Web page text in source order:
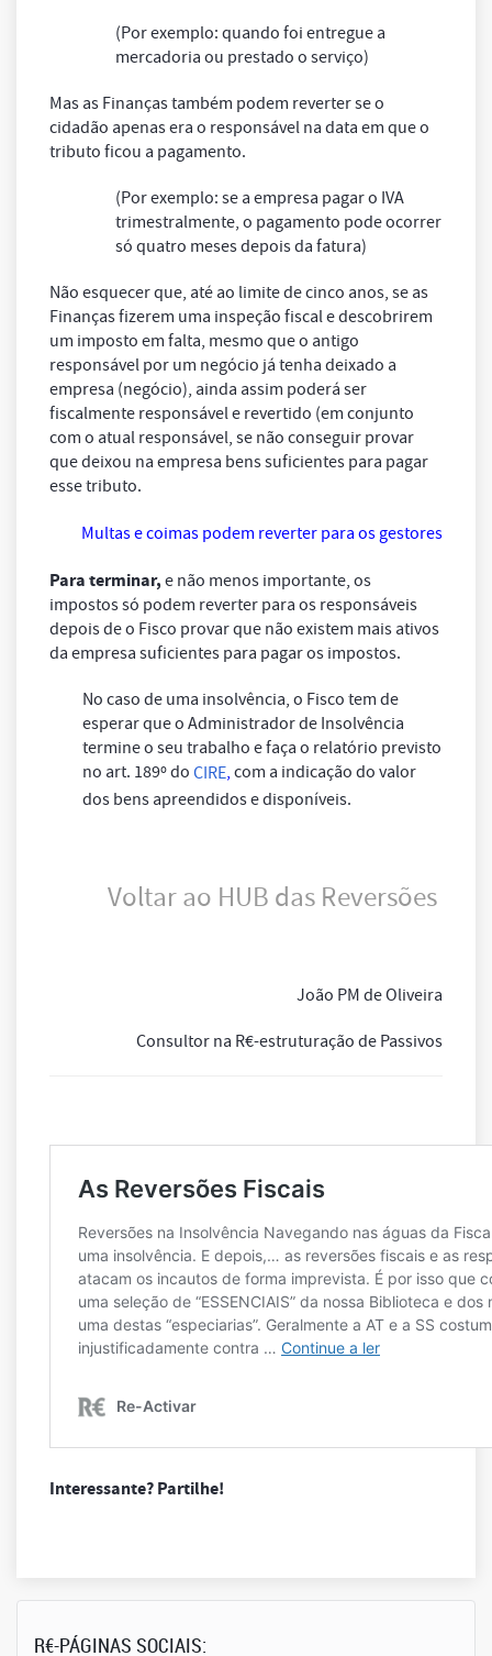
(Por exemplo: quando foi entregue a
mercadoria ou prestado o serviço)
Mas as Finanças também podem reverter se o
cidadão apenas era o responsável na data em que o
tributo ficou a pagamento.
(Por exemplo: se a empresa pagar o IVA
trimestralmente, o pagamento pode ocorrer
só quatro meses depois da fatura)
Não esquecer que, até ao limite de cinco anos, se as
Finanças fizerem uma inspeção fiscal e descobrirem
um imposto em falta, mesmo que o antigo
responsável por um negócio já tenha deixado a
empresa (negócio), ainda assim poderá ser
fiscalmente responsável e revertido (em conjunto
com o atual responsável, se não conseguir provar
que deixou na empresa bens suficientes para pagar
esse tributo.
Multas e coimas podem reverter para os gestores
Para terminar, e não menos importante, os
impostos só podem reverter para os responsáveis
depois de o Fisco provar que não existem mais ativos
da empresa suficientes para pagar os impostos.
No caso de uma insolvência, o Fisco tem de
esperar que o Administrador de Insolvência
termine o seu trabalho e faça o relatório previsto
no art. 189º do CIRE, com a indicação do valor
dos bens apreendidos e disponíveis.
Voltar ao HUB das Reversões
João PM de Oliveira
Consultor na R€-estruturação de Passivos
Interessante? Partilhe!
R€-PÁGINAS SOCIAIS: